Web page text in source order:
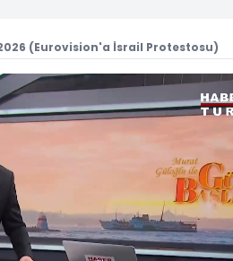
(Eurovision'a İsrail Protestosu)